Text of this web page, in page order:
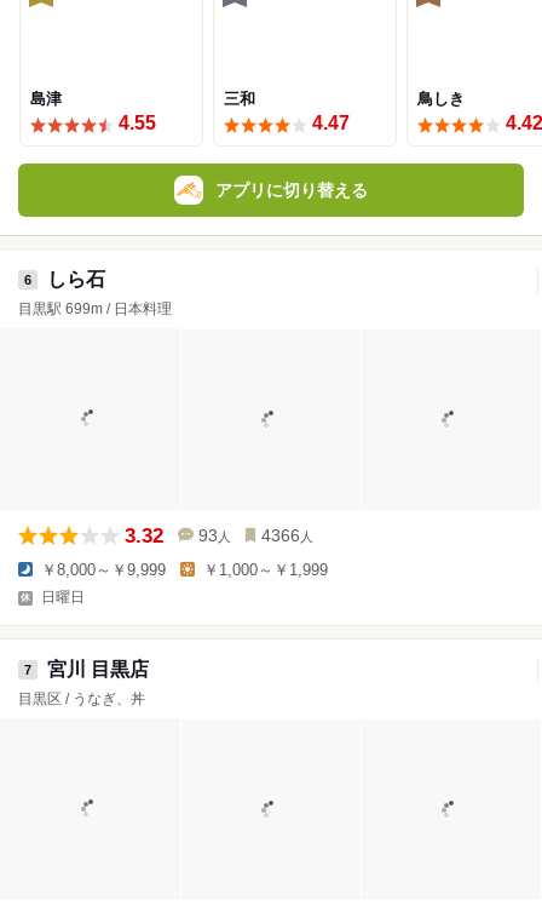
島津
4.55
三和
4.47
鳥しき
4.42
アプリに切り替える
6 しら石
目黒駅 699m / 日本料理
3.32 93 人 4366 人
￥8,000～￥9,999 ￥1,000～￥1,999
日曜日
7 宮川 目黒店
目黒区 / うなぎ、丼